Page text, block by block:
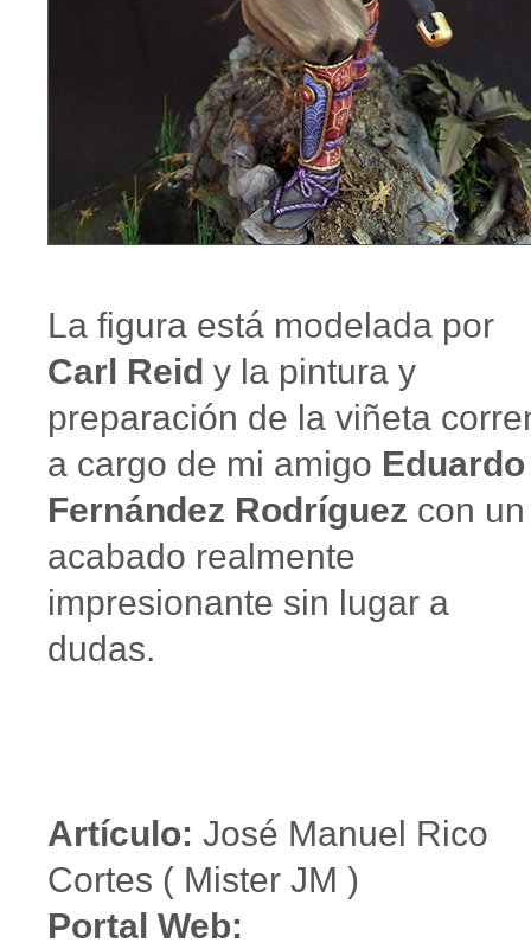
La figura está modelada por
Carl Reid y la pintura y
preparación de la viñeta
a cargo de mi amigo Eduardo
Fernández Rodríguez con un
acabado realmente
impresionante sin lugar a
dudas.
Artículo: José Manuel Rico
Cortes ( Mister JM )
Portal Web: